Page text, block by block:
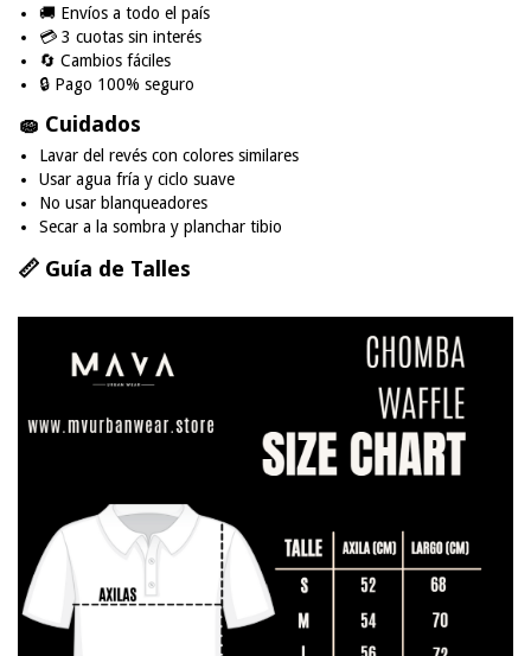
🚚 Envíos a todo el país
💳 3 cuotas sin interés
🔄 Cambios fáciles
🔒 Pago 100% seguro
🧽 Cuidados
Lavar del revés con colores similares
Usar agua fría y ciclo suave
No usar blanqueadores
Secar a la sombra y planchar tibio
📏 Guía de Talles